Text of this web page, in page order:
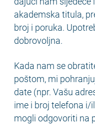
akademska titula,
broj i poruka.
dobrovoljna.
Kada nam se
poštom, mi
date (npr. Vašu
ime i broj telefona i/
mogli odgovoriti na